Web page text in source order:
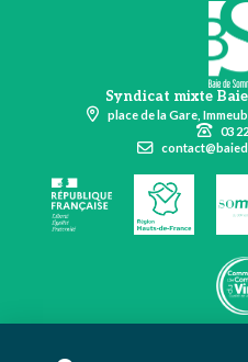
Syndicat mixte Baie
place de la Gare,
03